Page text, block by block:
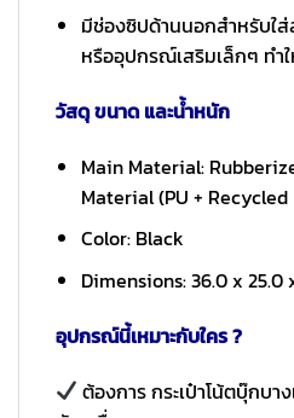
มีช่องซิปด้านนอกสำหรับใ
หรืออุปกรณ์เสริมเล็กๆ ทำ
วัสดุ ขนาด และน้ำหนัก
Main Material:
Material (PU + Recycled
Color: Black
Dimensions: 36.0 x 25.0
อุปกรณ์นี้เหมาะกับใคร ?
ต้องการ กระเป๋าโน้ตบุ๊กบา